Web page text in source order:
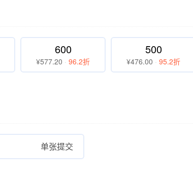
600
¥577.20 · 96.2折
500
¥476.00 · 95.2折
单张提交